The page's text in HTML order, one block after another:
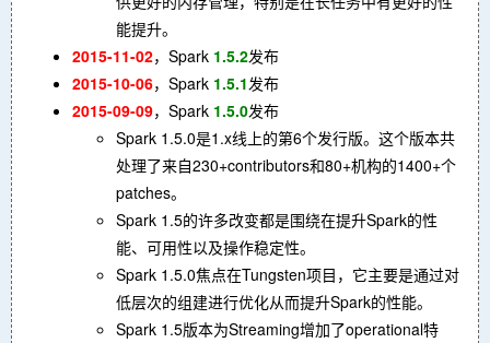
能提升。
2015-11-02，Spark 1.5.2发布
2015-10-06，Spark 1.5.1发布
2015-09-09，Spark 1.5.0发布
Spark 1.5.0是1.x线上的第6个发行版。这个版本共
处理了来自230+contributors和80+机构的1400+个
patches。
Spark 1.5的许多改变都是围绕在提升Spark的性
能、可用性以及操作稳定性。
Spark 1.5.0焦点在Tungsten项目，它主要是通过对
低层次的组建进行优化从而提升Spark的性能。
Spark 1.5版本为Streaming增加了operational特